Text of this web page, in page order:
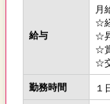
給与
月
☆
☆
☆
☆
勤務時間 １